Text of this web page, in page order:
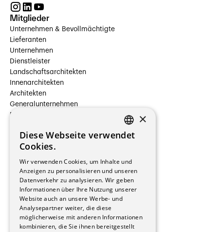
Mitglieder
Unternehmen & Bevollmächtigte
Lieferanten
Unternehmen
Dienstleister
Landschaftsarchitekten
Innenarchitekten
Architekten
Generalunternehmen
Beauftragte Unternehmen
Hersteller/Lieferanten
Bauherrschaften
Immobilienverwaltungsgesellschaften
Stockwerkeigentum
Reportagen
Wohnungen
Renovierungen
Innere Umbauten
Gastgewerbe und Tourismus
FRENCH
×
Diese Webseite verwendet
Cookies.
Wir verwenden Cookies, um Inhalte und
Anzeigen zu personalisieren und unseren
Datenverkehr zu analysieren. Wir geben
Informationen über Ihre Nutzung unserer
Website auch an unsere Werbe- und
Analysepartner weiter, die diese
möglicherweise mit anderen Informationen
kombinieren, die Sie ihnen bereitgestellt